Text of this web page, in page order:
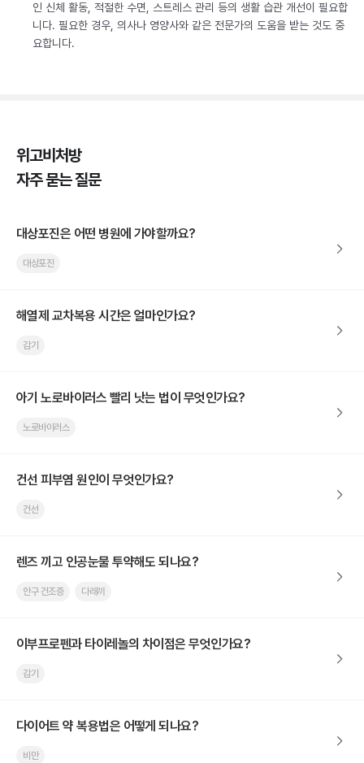
인 신체 활동, 적절한 수면, 스트레스 관리 등의 생활 습관 개선이 필요합
니다. 필요한 경우, 의사나 영양사와 같은 전문가의 도움을 받는 것도 중
요합니다.
위고비처방
자주 묻는 질문
대상포진은 어떤 병원에 가야할까요?
대상포진
해열제 교차복용 시간은 얼마인가요?
감기
아기 노로바이러스 빨리 낫는 법이 무엇인가요?
노로바이러스
건선 피부염 원인이 무엇인가요?
건선
렌즈 끼고 인공눈물 투약해도 되나요?
안구 건조증 다래끼
이부프로펜과 타이레놀의 차이점은 무엇인가요?
감기
다이어트 약 복용법은 어떻게 되나요?
비만